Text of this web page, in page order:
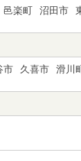
邑楽町 沼田市
市 久喜市 滑川